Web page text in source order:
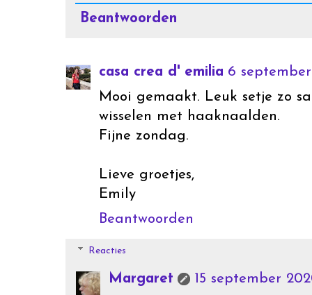
Beantwoorden
casa crea d' emilia 6
Mooi gemaakt. Leuk setje zo
wisselen met haaknaalden.
Fijne zondag.
Lieve groetjes,
Emily
Beantwoorden
Reacties
Margaret
15 september